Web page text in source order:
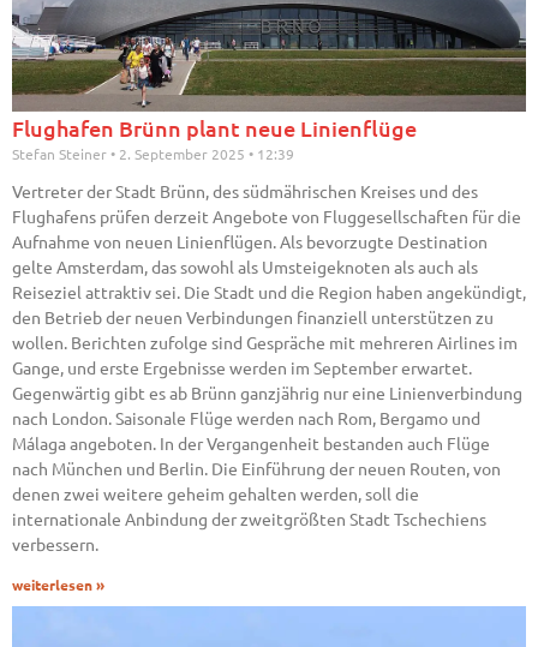
Flughafen Brünn plant neue Linienflüge
Stefan Steiner 2. September 2025 12:39
Vertreter der Stadt Brünn, des südmährischen Kreises und des
Flughafens prüfen derzeit Angebote von Fluggesellschaften für die
Aufnahme von neuen Linienflügen. Als bevorzugte Destination
gelte Amsterdam, das sowohl als Umsteigeknoten als auch als
Reiseziel attraktiv sei. Die Stadt und die Region haben angekündigt,
den Betrieb der neuen Verbindungen finanziell unterstützen zu
wollen. Berichten zufolge sind Gespräche mit mehreren Airlines im
Gange, und erste Ergebnisse werden im September erwartet.
Gegenwärtig gibt es ab Brünn ganzjährig nur eine Linienverbindung
nach London. Saisonale Flüge werden nach Rom, Bergamo und
Málaga angeboten. In der Vergangenheit bestanden auch Flüge
nach München und Berlin. Die Einführung der neuen Routen, von
denen zwei weitere geheim gehalten werden, soll die
internationale Anbindung der zweitgrößten Stadt Tschechiens
verbessern.
weiterlesen »